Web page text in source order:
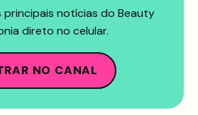
principais notícias do Beauty
direto no celular.
NO CANAL